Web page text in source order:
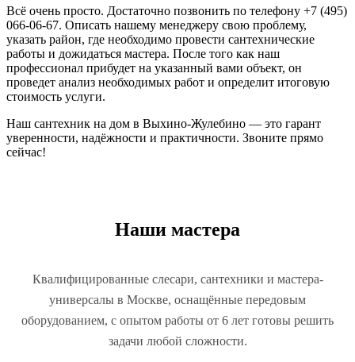
Всё очень просто. Достаточно позвонить по телефону +7 (495)
066-06-67. Описать нашему менеджеру свою проблему,
указать район, где необходимо провести сантехнические
работы и дожидаться мастера. После того как наш
профессионал прибудет на указанный вами объект, он
проведет анализ необходимых работ и определит итоговую
стоимость услуги.
Наш сантехник на дом в Выхино-Жулебино — это гарант
уверенности, надёжности и практичности. Звоните прямо
сейчас!
Наши мастера
Квалифицированные слесари, сантехники и мастера-
универсалы в Москве, оснащённые передовым
оборудованием, с опытом работы от 6 лет готовы решить
задачи любой сложности.